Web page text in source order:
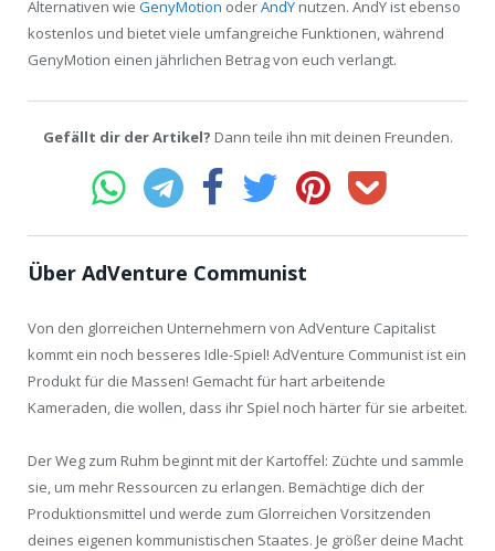
Alternativen wie GenyMotion oderAndY nutzen. AndY ist ebenso
kostenlos und bietet viele umfangreiche Funktionen, während
GenyMotion einen jährlichen Betrag von euch verlangt.
Gefällt dir der Artikel? Dann teile ihn mit deinen Freunden.
Über AdVenture Communist
Von den glorreichen Unternehmern von AdVenture Capitalist
kommt ein noch besseres Idle-Spiel! AdVenture Communist ist ein
Produkt für die Massen! Gemacht für hart arbeitende
Kameraden, die wollen, dass ihr Spiel noch härter für sie arbeitet.
Der Weg zum Ruhm beginnt mit der Kartoffel: Züchte und sammle
sie, um mehr Ressourcen zu erlangen. Bemächtige dich der
Produktionsmittel und werde zum Glorreichen Vorsitzenden
deines eigenen kommunistischen Staates. Je größer deine Macht